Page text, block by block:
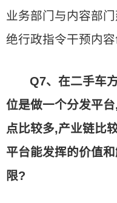
业务部门与内容部
绝行政指令干预内容
Q7、在二手车
位是做一个分发平
点比较多,产业链比
平台能发挥的价值
限?